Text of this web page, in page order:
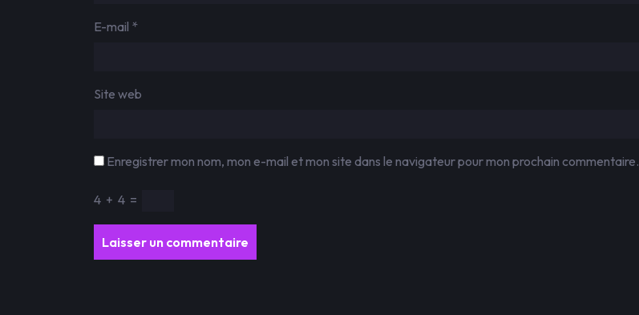
E-mail *
Site web
Enregistrer mon nom, mon e-mail et mon site dans le navigateur pour mon prochain commentaire.
4 + 4 =